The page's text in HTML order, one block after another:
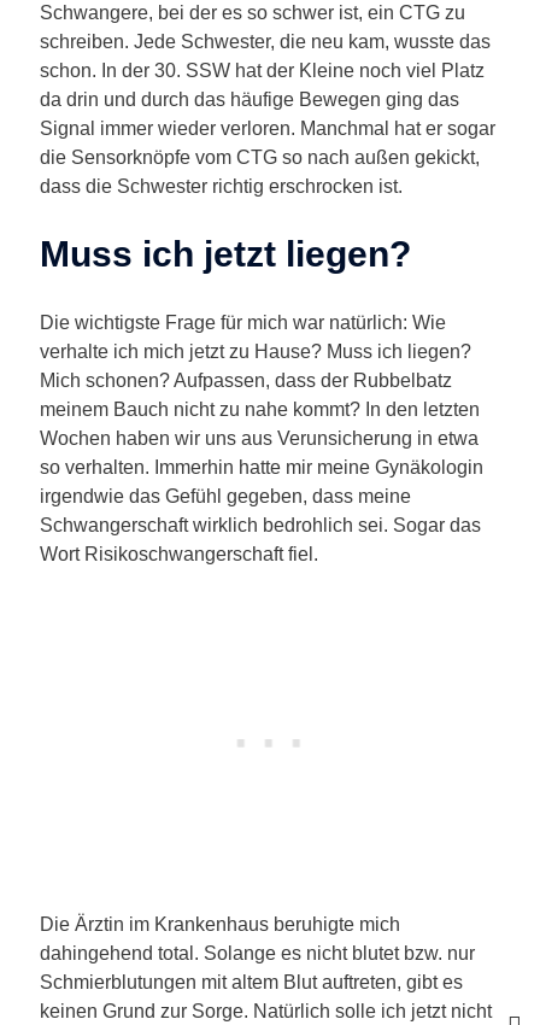
Schwangere, bei der es so schwer ist, ein CTG zu
schreiben. Jede Schwester, die neu kam, wusste das
schon. In der 30. SSW hat der Kleine noch viel Platz
da drin und durch das häufige Bewegen ging das
Signal immer wieder verloren. Manchmal hat er sogar
die Sensorknöpfe vom CTG so nach außen gekickt,
dass die Schwester richtig erschrocken ist.
Muss ich jetzt liegen?
Die wichtigste Frage für mich war natürlich: Wie
verhalte ich mich jetzt zu Hause? Muss ich liegen?
Mich schonen? Aufpassen, dass der Rubbelbatz
meinem Bauch nicht zu nahe kommt? In den letzten
Wochen haben wir uns aus Verunsicherung in etwa
so verhalten. Immerhin hatte mir meine Gynäkologin
irgendwie das Gefühl gegeben, dass meine
Schwangerschaft wirklich bedrohlich sei. Sogar das
Wort Risikoschwangerschaft fiel.
Die Ärztin im Krankenhaus beruhigte mich
dahingehend total. Solange es nicht blutet bzw. nur
Schmierblutungen mit altem Blut auftreten, gibt es
keinen Grund zur Sorge. Natürlich solle ich jetzt nicht